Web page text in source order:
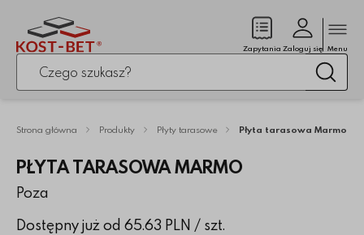
Po kliknięciu przycisku fraza zostanie wyszukana
Zapytania
(pusty)Zaloguj się Menu
Strona główna Produkty Płyty tarasowe Płyta tarasowa Marmo
PŁYTA TARASOWA MARMO
Poza
Dostępny już od 65.63 PLN / szt.